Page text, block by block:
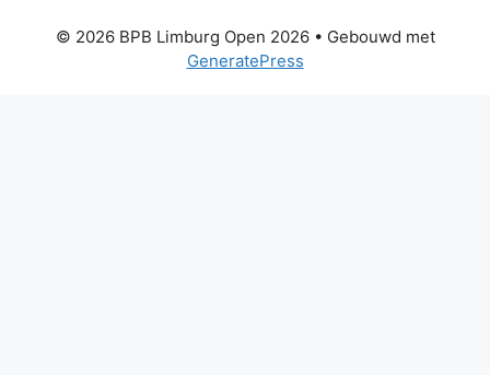
© 2026 BPB Limburg Open 2026• Gebouwd met
GeneratePress